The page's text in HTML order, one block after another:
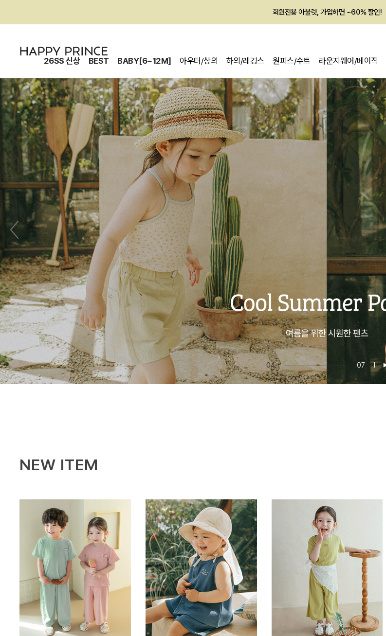
회원전용 아울렛, 가입하면 ~60% 할인!
26SS 신상 BEST BABY[6~12M] 아우터/상의 하의/레깅스 원피스/수트 라운지웨어/베이직
05 07
NEW ITEM